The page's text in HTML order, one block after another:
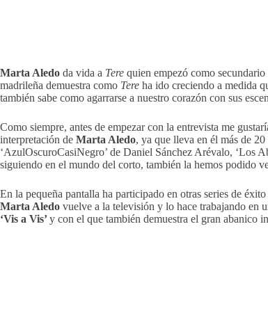
Marta Aledo da vida a Tere quien empezó como
madrileña demuestra como Tere ha ido creciendo a medida
también sabe como agarrarse a nuestro corazón con sus
Como siempre, antes de empezar con la entrevista me
interpretación de Marta Aledo, ya que lleva en él más de
‘AzulOscuroCasiNegro’ de Daniel Sánchez Arévalo, ‘Los
siguiendo en el mundo del corto, también la hemos podido
En la pequeña pantalla ha participado en otras series de
Marta Aledo vuelve a la televisión y lo hace trabajando en
‘Vis a Vis’y con el que también demuestra el gran abanico